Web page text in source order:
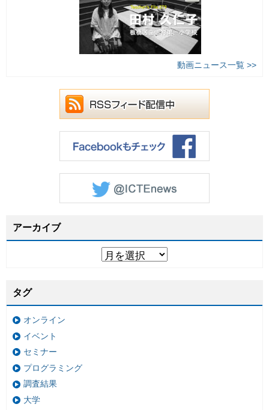
動画ニュース一覧 >>
アーカイブ
タグ
オンライン
イベント
セミナー
プログラミング
調査結果
大学